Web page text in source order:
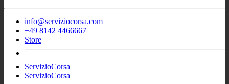
info@serviziocorsa.com
+49 8142 4466667
Store
ServizioCorsa
ServizioCorsa